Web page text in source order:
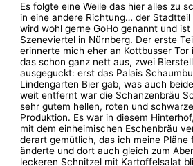
Es folgte eine Weile das hier alles zu
in eine andere Richtung… der
wird wohl gerne GoHo genannt und ist
Szeneviertel in Nürnberg. Der erste
erinnerte mich eher an Kottbusser
das schon ganz nett aus, zwei
ausgeguckt: erst das Palais
Lindengarten Bier gab, was auch
weit entfernt war die Schanzenbräu
sehr gutem hellen, roten und
Produktion. Es war in diesem
mit dem einheimischen Eschenbräu
derart gemütlich, das ich meine Pläne
änderte und dort auch gleich zum
leckeren Schnitzel mit Kartoffelsalat